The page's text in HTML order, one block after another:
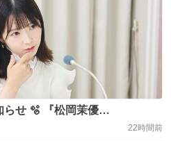
松岡茉優
本日18:00から配信がスタート
22時間前